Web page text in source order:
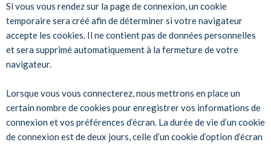
Si vous vous rendez sur la page de connexion, un cookie
temporaire sera créé afin de déterminer si votre navigateur
accepte les cookies. Il ne contient pas de données personnelles
et sera supprimé automatiquement à la fermeture de votre
navigateur.
Lorsque vous vous connecterez, nous mettrons en place un
certain nombre de cookies pour enregistrer vos informations de
connexion et vos préférences d’écran. La durée de vie d’un cookie
de connexion est de deux jours, celle d’un cookie d’option d’écran